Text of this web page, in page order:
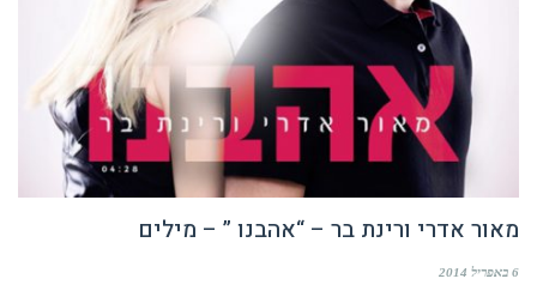
מאור אדרי ורינת בר – “אהבנו ” – מילים
6 באפריל 2014